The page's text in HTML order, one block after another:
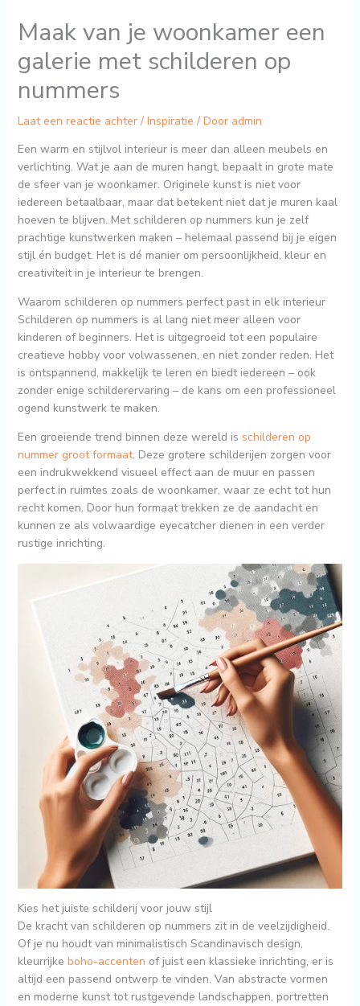
Maak van je woonkamer een
galerie met schilderen op
nummers
Laat een reactie achter / Inspiratie / Door admin
Een warm en stijlvol interieur is meer dan alleen meubels en
verlichting. Wat je aan de muren hangt, bepaalt in grote mate
de sfeer van je woonkamer. Originele kunst is niet voor
iedereen betaalbaar, maar dat betekent niet dat je muren kaal
hoeven te blijven. Met schilderen op nummers kun je zelf
prachtige kunstwerken maken – helemaal passend bij je eigen
stijl én budget. Het is dé manier om persoonlijkheid, kleur en
creativiteit in je interieur te brengen.
Waarom schilderen op nummers perfect past in elk interieur
Schilderen op nummers is al lang niet meer alleen voor
kinderen of beginners. Het is uitgegroeid tot een populaire
creatieve hobby voor volwassenen, en niet zonder reden. Het
is ontspannend, makkelijk te leren en biedt iedereen – ook
zonder enige schilderervaring – de kans om een professioneel
ogend kunstwerk te maken.
Een groeiende trend binnen deze wereld is schilderen op
nummer groot formaat. Deze grotere schilderijen zorgen voor
een indrukwekkend visueel effect aan de muur en passen
perfect in ruimtes zoals de woonkamer, waar ze echt tot hun
recht komen. Door hun formaat trekken ze de aandacht en
kunnen ze als volwaardige eyecatcher dienen in een verder
rustige inrichting.
Kies het juiste schilderij voor jouw stijl
De kracht van schilderen op nummers zit in de veelzijdigheid.
Of je nu houdt van minimalistisch Scandinavisch design,
kleurrijke boho-accenten of juist een klassieke inrichting, er is
altijd een passend ontwerp te vinden. Van abstracte vormen
en moderne kunst tot rustgevende landschappen, portretten